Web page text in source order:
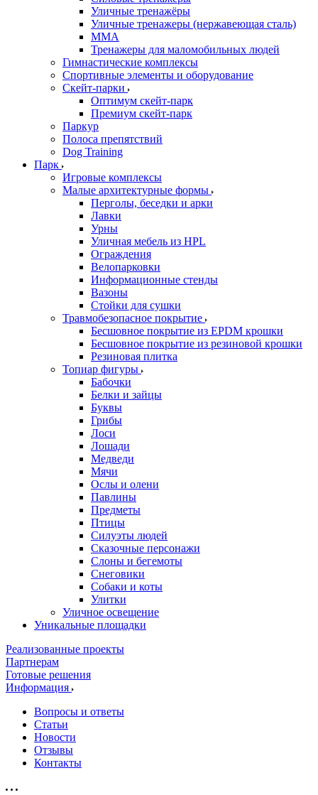
Уличные тренажёры
Уличные тренажеры (нержавеющая сталь)
ММА
Тренажеры для маломобильных людей
Гимнастические комплексы
Спортивные элементы и оборудование
Скейт-парки
Оптимум скейт-парк
Премиум скейт-парк
Паркур
Полоса препятствий
Dog Training
Парк
Игровые комплексы
Малые архитектурные формы
Перголы, беседки и арки
Лавки
Урны
Уличная мебель из HPL
Ограждения
Велопарковки
Информационные стенды
Вазоны
Стойки для сушки
Травмобезопасное покрытие
Бесшовное покрытие из EPDM крошки
Бесшовное покрытие из резиновой крошки
Резиновая плитка
Топиар фигуры
Бабочки
Белки и зайцы
Буквы
Грибы
Лоси
Лошади
Медведи
Мячи
Ослы и олени
Павлины
Предметы
Птицы
Силуэты людей
Сказочные персонажи
Слоны и бегемоты
Снеговики
Собаки и коты
Улитки
Уличное освещение
Уникальные площадки
Реализованные проекты
Партнерам
Готовые решения
Информация
Вопросы и ответы
Статьи
Новости
Отзывы
Контакты